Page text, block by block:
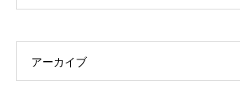
アーカイブ